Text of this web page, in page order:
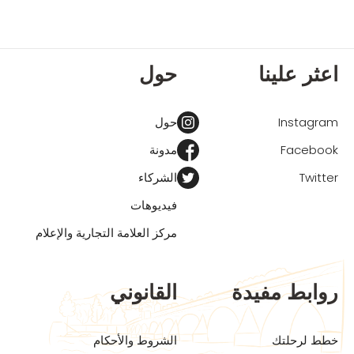
اعثر علينا
Instagram
Facebook
Twitter
حول
حول
مدونة
الشركاء
فيديوهات
مركز العلامة التجارية والإعلام
روابط مفيدة
خطط لرحلتك
القانوني
الشروط والأحكام